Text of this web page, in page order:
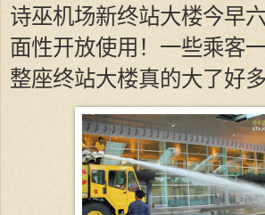
诗巫机场新终站大楼今早
面性开放使用！一些乘客
整座终站大楼真的大了好多